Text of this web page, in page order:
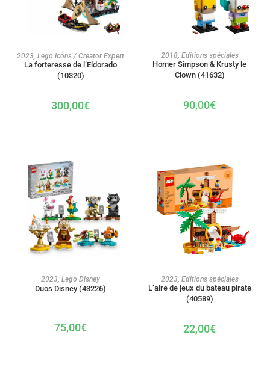
AJOUTER AU PANIER
2023, Lego Icons / Creator Expert
La forteresse de l’Eldorado
(10320)
300,00€
AJOUTER AU PANIER
2018, Editions spéciales
Homer Simpson & Krusty le
Clown (41632)
90,00€
AJOUTER AU PANIER
2023 Lego Disney
Duos Disney (43226)
75,00€
AJOUTER AU PANIER
2023 Editions spéciales
L’aire de jeux du bateau pirate
(40589)
22,00€